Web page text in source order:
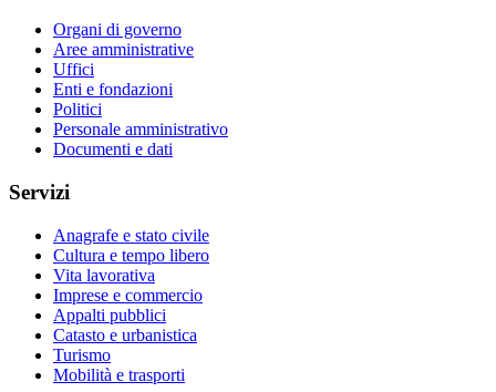
Organi di governo
Aree amministrative
Uffici
Enti e fondazioni
Politici
Personale amministrativo
Documenti e dati
Servizi
Anagrafe e stato civile
Cultura e tempo libero
Vita lavorativa
Imprese e commercio
Appalti pubblici
Catasto e urbanistica
Turismo
Mobilità e trasporti